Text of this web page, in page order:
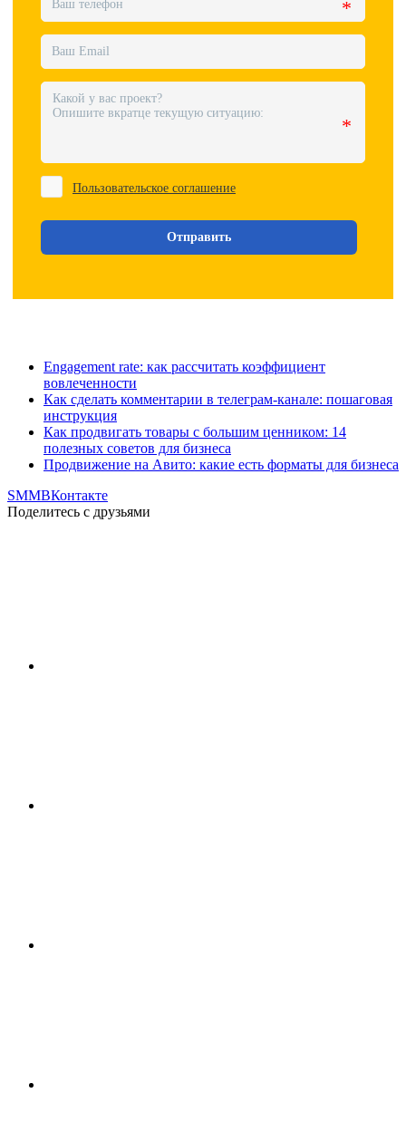
Engagement rate: как рассчитать коэффициент
вовлеченности
Как сделать комментарии в телеграм-канале: пошаговая
инструкция
Как продвигать товары с большим ценником: 14
полезных советов для бизнеса
Продвижение на Авито: какие есть форматы для бизнеса
SMMВКонтакте
Поделитесь с друзьями